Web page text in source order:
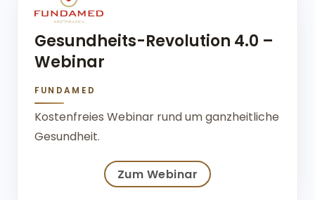
Gesundheits-Revolution 4.0 –
Webinar
FUNDAMED
Kostenfreies Webinar rund um ganzheitliche
Gesundheit.
Zum Webinar